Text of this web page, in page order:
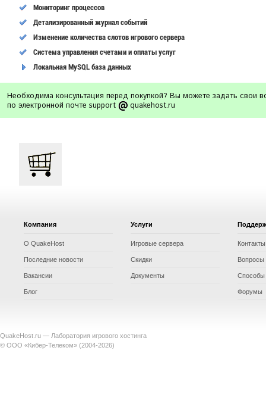
Мониторинг процессов
Детализированный журнал событий
Изменение количества слотов игрового сервера
Система управления счетами и оплаты услуг
Локальная MySQL база данных
Необходима консультация перед покупкой? Вы можете задать свои
по электронной почте support
quakehost.ru
Компания
О QuakeHost
Последние новости
Вакансии
Блог
Услуги
Игровые сервера
Скидки
Документы
Контакты
Вопросы
Способы
Форумы
QuakeHost.ru — Лаборатория игрового хостинга
© ООО «Кибер-Телеком» (2004-2026)